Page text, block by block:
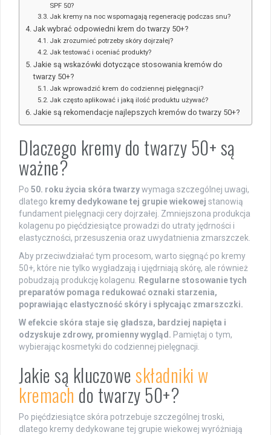
SPF 50?
Jak kremy na noc wspomagają regenerację podczas snu?
Jak wybrać odpowiedni krem do twarzy 50+?
Jak zrozumieć potrzeby skóry dojrzałej?
Jak testować i oceniać produkty?
Jakie są wskazówki dotyczące stosowania kremów do
twarzy 50+?
Jak wprowadzić krem do codziennej pielęgnacji?
Jak często aplikować i jaką ilość produktu używać?
Jakie są rekomendacje najlepszych kremów do twarzy 50+?
Dlaczego kremy do twarzy 50+ są
ważne?
Po 50. roku życia skóra twarzywymaga szczególnej uwagi,
dlatego kremy dedykowane tej grupie wiekowej stanowią
fundament pielęgnacji cery dojrzałej. Zmniejszona produkcja
kolagenu po pięćdziesiątce prowadzi do utraty jędrności i
elastyczności, przesuszenia oraz uwydatnienia zmarszczek.
Aby przeciwdziałać tym procesom, warto sięgnąć po kremy
50+, które nie tylko wygładzają i ujędrniają skórę, ale również
pobudzają produkcję kolagenu. Regularne stosowanie tych
preparatów pomaga redukować oznaki starzenia,
poprawiając elastyczność skóry i spłycając zmarszczki.
W efekcie skóra staje się gładsza, bardziej napięta i
odzyskuje zdrowy, promienny wygląd. Pamiętaj o tym,
wybierając kosmetyki do codziennej pielęgnacji.
Jakie są kluczoweskładniki w
kremach do twarzy 50+?
Po pięćdziesiątce skóra potrzebuje szczególnej troski,
dlatego kremy dedykowane tej grupie wiekowej wyróżniają